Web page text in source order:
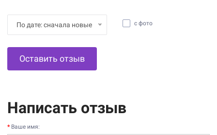
По дате: сначала новые с фото
Оставить отзыв
Написать отзыв
Ваше имя: